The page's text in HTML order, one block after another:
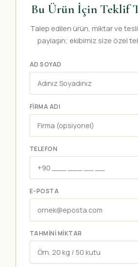
Bu Ürün İçin Teklif
Talep edilen ürün, miktar ve
paylaşın; ekibimiz size özel
AD SOYAD
FIRMA ADI
TELEFON
E-POSTA
TAHMINI MIKTAR